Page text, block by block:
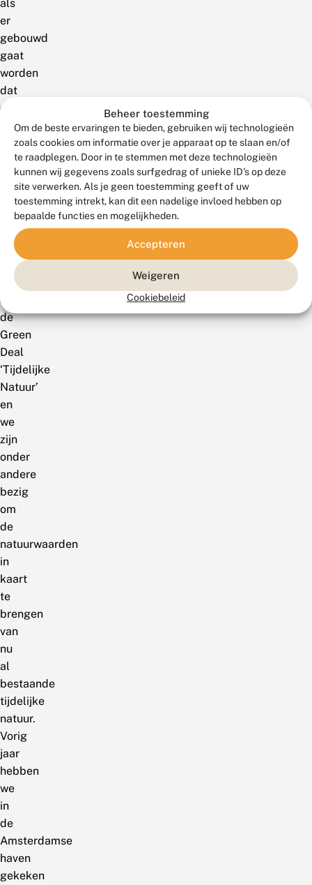
Beheer toestemming
Om de beste ervaringen te bieden, gebruiken wij technologieën
zoals cookies om informatie over je apparaat op te slaan en/of
te raadplegen. Door in te stemmen met deze technologieën
kunnen wij gegevens zoals surfgedrag of unieke ID's op deze
site verwerken. Als je geen toestemming geeft of uw
toestemming intrekt, kan dit een nadelige invloed hebben op
bepaalde functies en mogelijkheden.
Accepteren
Weigeren
Cookiebeleid
als
er
gebouwd
gaat
worden
dat
die
natuurwaarden
geen
problemen
opleveren.De
Vlinderstichting
een
van
partners
in
de
Green
Deal
‘Tijdelijke
Natuur’
en
we
zijn
onder
andere
bezig
om
de
natuurwaarden
in
kaart
te
brengen
van
nu
al
bestaande
tijdelijke
natuur.
Vorig
jaar
hebben
we
in
de
Amsterdamse
haven
gekeken